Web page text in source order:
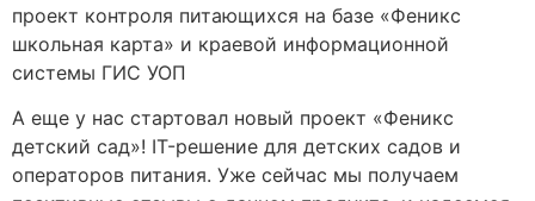
проект контроля питающихся на базе «Феникс
школьная карта» и краевой информационной
системы ГИС УОП
А еще у нас стартовал новый проект «Феникс
детский сад»! IT-решение для детских садов и
операторов питания. Уже сейчас мы получаем